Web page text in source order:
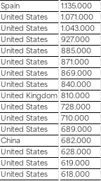
Spain
1.135.000
United States
1.071.000
United States
1.043.000
United States
927.000
United States
885.000
United States
871.000
United States
869.000
United States
840.000
United Kingdom 810.000
United States
728.000
United States
710.000
United States
689.000
China
682.000
United States
628.000
United States
619.000
United States
618.000